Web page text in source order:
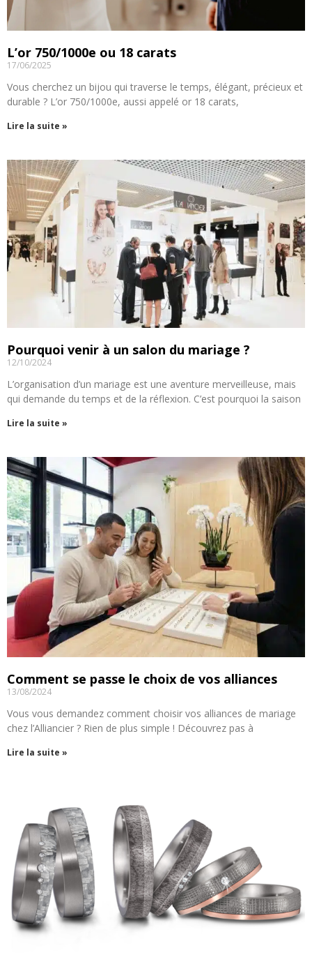
L’or 750/1000e ou 18 carats
17/06/2025
Vous cherchez un bijou qui traverse le temps, élégant, précieux et
durable ? L’or 750/1000e, aussi appelé or 18 carats,
Lire la suite »
Pourquoi venir à un salon du mariage ?
12/10/2024
L’organisation d’un mariage est une aventure merveilleuse, mais
qui demande du temps et de la réflexion. C’est pourquoi la saison
Lire la suite »
Comment se passe le choix de vos alliances
13/08/2024
Vous vous demandez comment choisir vos alliances de mariage
chez l’Alliancier ? Rien de plus simple ! Découvrez pas à
Lire la suite »